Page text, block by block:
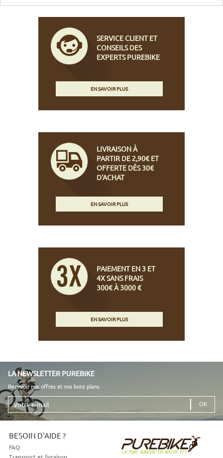
SERVICE CLIENT ET
CONSEILS DES
EXPERTS PUREBIKE
EN SAVOIR PLUS
LIVRAISON À
PARTIR DE 2,90€ ET
OFFERTE DÈS 30€
D'ACHAT
EN SAVOIR PLUS
PAIEMENT EN 3 ET
4X SANS FRAIS
300€ À 3000 €
EN SAVOIR PLUS
LA NEWSLETTER PUREBIKE
Recevoir nos offres et nos bons plans
Votre
e-
mail
BESOIN D'AIDE ?
FAQ
Transport et livraison